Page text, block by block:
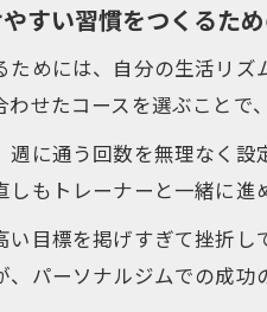
すい習慣をつくるた
ためには、自分の生活リ
せたコースを選ぶこと
に通う回数を無理なく
しもトレーナーと一緒に
い目標を掲げすぎて挫折
パーソナルジムでの成功